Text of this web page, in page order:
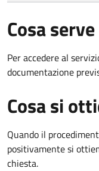
Cosa serve
Per accedere al
documentazione
Cosa si
Quando il
positivamente si
chiesta.